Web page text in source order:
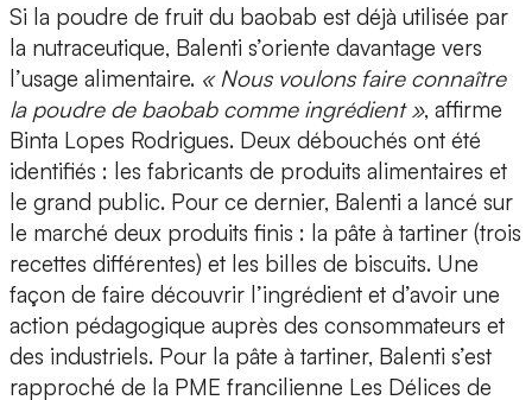
Si la poudre de fruit du baobab est déjà utilisée par
la nutraceutique, Balenti s’oriente davantage vers
l’usage alimentaire. « Nous voulons faire connaître
la poudre de baobab comme ingrédient », affirme
Binta Lopes Rodrigues. Deux débouchés ont été
identifiés : les fabricants de produits alimentaires et
le grand public. Pour ce dernier, Balenti a lancé sur
le marché deux produits finis : la pâte à tartiner (trois
recettes différentes) et les billes de biscuits. Une
façon de faire découvrir l’ingrédient et d’avoir une
action pédagogique auprès des consommateurs et
des industriels. Pour la pâte à tartiner, Balenti s’est
rapproché de la PME francilienne Les Délices de